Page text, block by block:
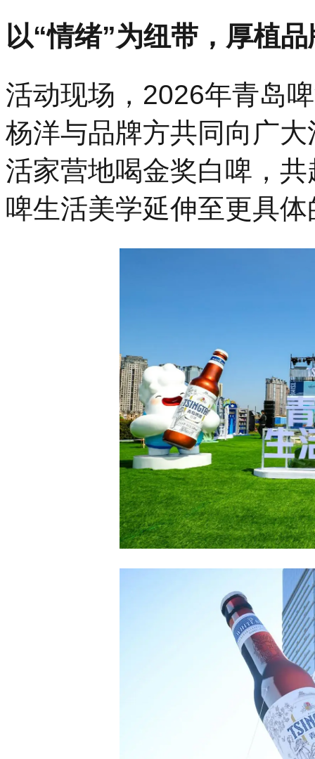
以“情绪”为纽带，厚植
活动现场，2026年青岛
杨洋与品牌方共同向广
活家营地喝金奖白啤，
啤生活美学延伸至更具